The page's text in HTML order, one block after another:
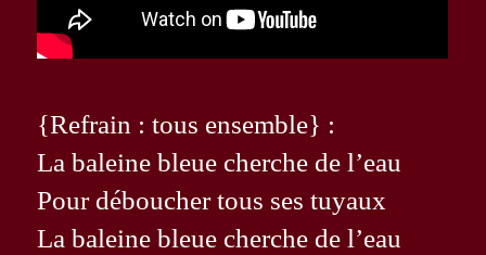
{Refrain : tous ensemble} :
La baleine bleue cherche de l’eau
Pour déboucher tous ses tuyaux
La baleine bleue cherche de l’eau